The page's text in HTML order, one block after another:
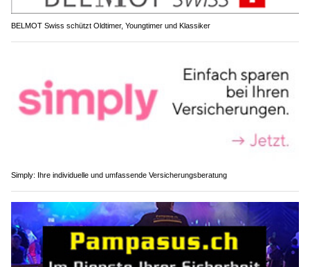
BELMOT Swiss schützt Oldtimer, Youngtimer und Klassiker
Simply: Ihre individuelle und umfassende Versicherungsberatung